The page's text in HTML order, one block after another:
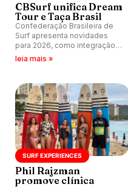
CBSurf unifica Dream
Tour e Taça Brasil
Confederação Brasileira de
Surf apresenta novidades
para 2026, como integração
do Dream Tour e da Taça
leia mais »
SURF EXPERIENCES
Phil Rajzman
promove clínica